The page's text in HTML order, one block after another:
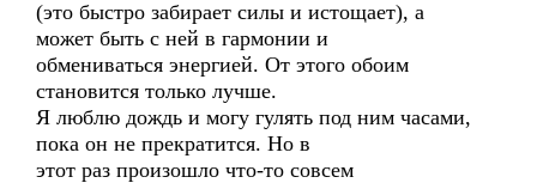
(это быстро забирает силы и истощает), а
может быть с ней в гармонии и
обмениваться энергией. От этого обоим
становится только лучше.
Я люблю дождь и могу гулять под ним часами,
пока он не прекратится. Но в
этот раз произошло что-то совсем